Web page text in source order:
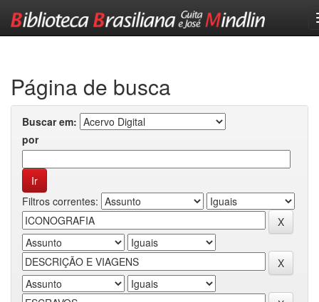
Página de busca
Buscar em:
por
Filtros correntes: